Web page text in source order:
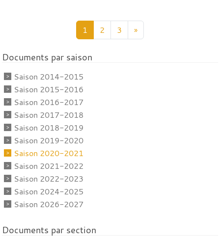
1 2 3 »
Documents par saison
Saison 2014-2015
Saison 2015-2016
Saison 2016-2017
Saison 2017-2018
Saison 2018-2019
Saison 2019-2020
Saison 2020-2021
Saison 2021-2022
Saison 2022-2023
Saison 2024-2025
Saison 2026-2027
Documents par section